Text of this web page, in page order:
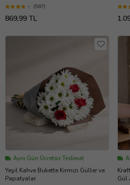
(587)
869,99 TL
Aynı Gün Ücretsiz Teslimat
Yeşil Kahve Bukette Kırmızı Güller ve
Papatyalar
Gül